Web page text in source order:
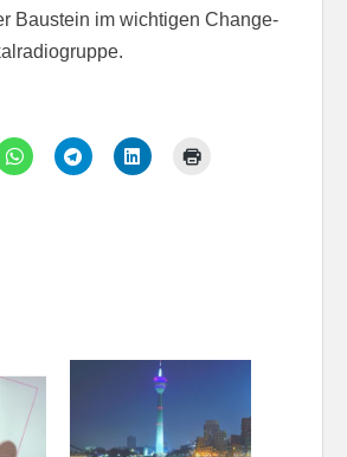
Baustein im wichtigen Change-